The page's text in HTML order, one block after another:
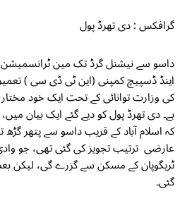
گرافکس : دی تھرڈ پول
داسو سے نیشنل گرڈ تک مین
اینڈ ڈسپیچ کمپنی (این ٹی ڈی سی )
کی وزارت توانائی کے تحت ایک خود
ہے۔ دی تھرڈ پول کو دیے گئے ایک بیان
کہ اسلام آباد کے قریب داسو سے پتھر
عارضی ترتیب تجویز کی گئی تھی، جو
ٹریگوپان کے مسکن سے گزرے گی، لیکن
گئی۔